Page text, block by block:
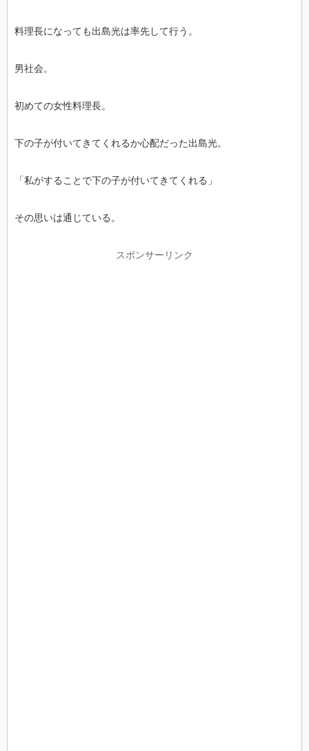
料理長になっても出島光は率先して行う。
男社会。
初めての女性料理長。
下の子が付いてきてくれるか心配だった出島光。
「私がすることで下の子が付いてきてくれる」
その思いは通じている。
スポンサーリンク